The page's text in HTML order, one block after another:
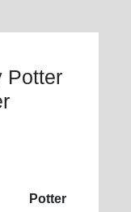
Potter
Potter